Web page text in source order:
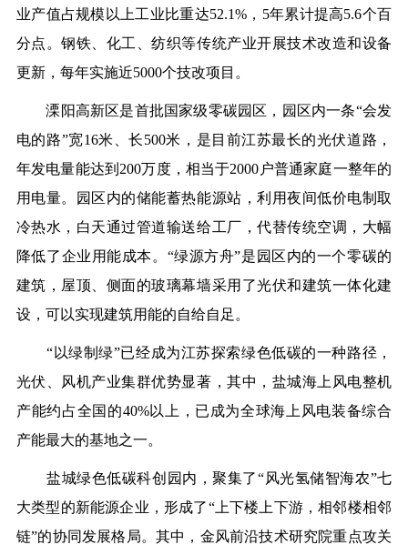
业产值占规模以上工业比重达52.1%，5年累计提高5.6个百
分点。钢铁、化工、纺织等传统产业开展技术改造和设备
更新，每年实施近5000个技改项目。
溧阳高新区是首批国家级零碳园区，园区内一条“会发
电的路”宽16米、长500米，是目前江苏最长的光伏道路，
年发电量能达到200万度，相当于2000户普通家庭一整年的
用电量。园区内的储能蓄热能源站，利用夜间低价电制取
冷热水，白天通过管道输送给工厂，代替传统空调，大幅
降低了企业用能成本。“绿源方舟”是园区内的一个零碳的
建筑，屋顶、侧面的玻璃幕墙采用了光伏和建筑一体化建
设，可以实现建筑用能的自给自足。
“以绿制绿”已经成为江苏探索绿色低碳的一种路径，
光伏、风机产业集群优势显著，其中，盐城海上风电整机
产能约占全国的40%以上，已成为全球海上风电装备综合
产能最大的基地之一。
盐城绿色低碳科创园内，聚集了“风光氢储智海农”七
大类型的新能源企业，形成了“上下楼上下游，相邻楼相邻
链”的协同发展格局。其中，金风前沿技术研究院重点攻关